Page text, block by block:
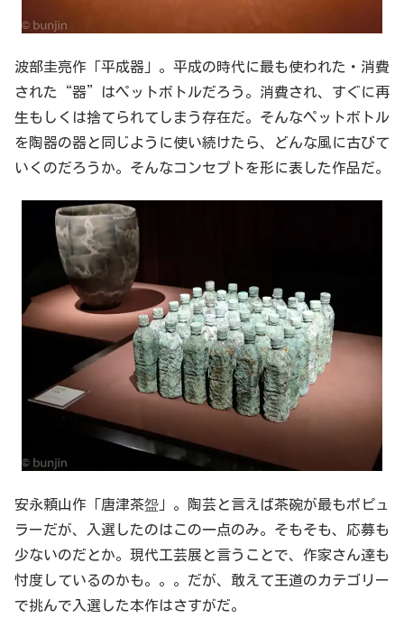
波部圭亮作「平成器」。平成の時代に最も使われた・消費
された“器”はペットボトルだろう。消費され、すぐに再
生もしくは捨てられてしまう存在だ。そんなペットボトル
を陶器の器と同じように使い続けたら、どんな風に古びて
いくのだろうか。そんなコンセプトを形に表した作品だ。
安永頼山作「唐津茶盌」。陶芸と言えば茶碗が最もポピュ
ラーだが、入選したのはこの一点のみ。そもそも、応募も
少ないのだとか。現代工芸展と言うことで、作家さん達も
忖度しているのかも。。。だが、敢えて王道のカテゴリー
で挑んで入選した本作はさすがだ。